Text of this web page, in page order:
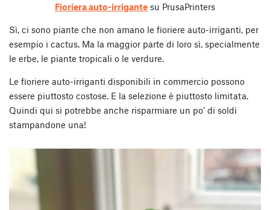
Fioriera auto-irrigante su PrusaPrinters
Sì, ci sono piante che non amano le fioriere auto-irriganti, per
esempio i cactus. Ma la maggior parte di loro sì, specialmente
le erbe, le piante tropicali o le verdure.
Le fioriere auto-irriganti disponibili in commercio possono
essere piuttosto costose. E la selezione è piuttosto limitata.
Quindi qui si potrebbe anche risparmiare un po’ di soldi
stampandone una!